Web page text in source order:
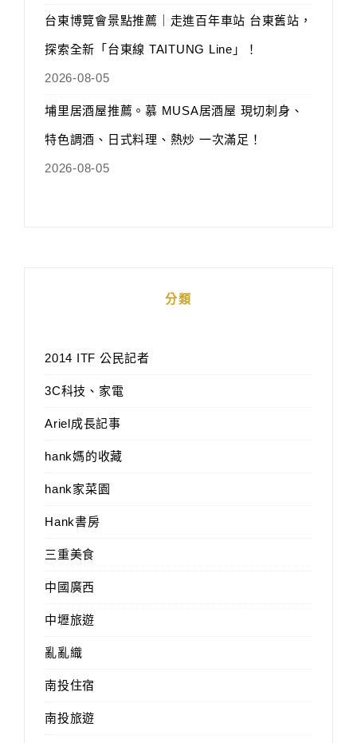
台東博覽會景點推薦｜走進百年車站 台東舊站，
探索全新「台東線 TAITUNG Line」！
2026-08-05
埔里居酒屋推薦。慕 MUSA居酒屋 現切刺身、
特色調酒、日式料理、熱炒 一次滿足！
2026-08-05
分類
2014 ITF 公民記者
3C科技、家電
Ariel成長記事
hank媽的收藏
hank家菜園
Hank書房
三重美食
中國廣西
中壢旅遊
亂亂織
南投住宿
南投旅遊